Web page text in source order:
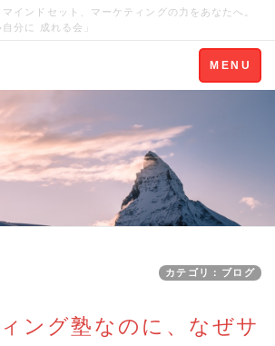
インドセット、マーケティングの力をあなたへ。
分に 成れる会」
Toggle
navigation
MENU
カテゴリ：ブログ
ィング塾なのに、なぜサ